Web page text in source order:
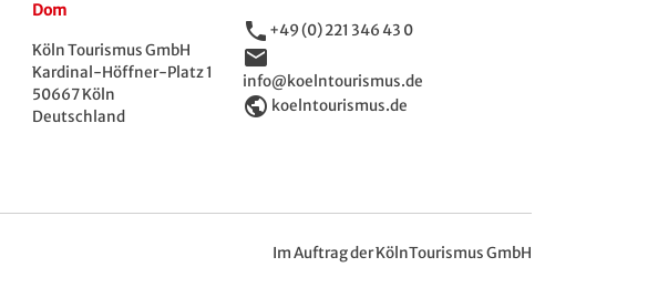
Dom
Köln Tourismus GmbH
Kardinal-Höffner-Platz 1
50667 Köln
Deutschland
phone +49 (0) 221 346 43 0
email
info@koelntourismus.de
public koelntourismus.de
Im Auftrag der KölnTourismus GmbH